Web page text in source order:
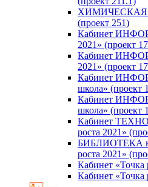
ХИМИЧЕСКАЯ
(проект 251)
Кабинет
2021» (проект
Кабинет
2021» (проект
Кабинет
школа» (проект
Кабинет
школа» (проект
Кабинет
роста 2021»
БИБЛИОТЕКА
роста 2021»
Кабинет «Точка
Кабинет «Точка